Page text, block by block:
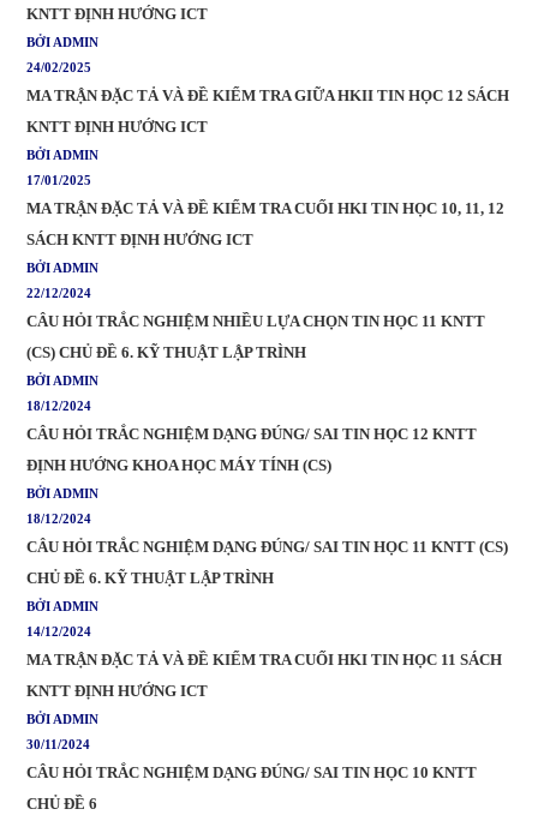
KNTT ĐỊNH HƯỚNG ICT
BỞI ADMIN
24/02/2025
MA TRẬN ĐẶC TẢ VÀ ĐỀ KIỂM TRA GIỮA HKII TIN HỌC 12 SÁCH
KNTT ĐỊNH HƯỚNG ICT
BỞI ADMIN
17/01/2025
MA TRẬN ĐẶC TẢ VÀ ĐỀ KIỂM TRA CUỐI HKI TIN HỌC 10, 11, 12
SÁCH KNTT ĐỊNH HƯỚNG ICT
BỞI ADMIN
22/12/2024
CÂU HỎI TRẮC NGHIỆM NHIỀU LỰA CHỌN TIN HỌC 11 KNTT
(CS) CHỦ ĐỀ 6. KỸ THUẬT LẬP TRÌNH
BỞI ADMIN
18/12/2024
CÂU HỎI TRẮC NGHIỆM DẠNG ĐÚNG/ SAI TIN HỌC 12 KNTT
ĐỊNH HƯỚNG KHOA HỌC MÁY TÍNH (CS)
BỞI ADMIN
18/12/2024
CÂU HỎI TRẮC NGHIỆM DẠNG ĐÚNG/ SAI TIN HỌC 11 KNTT (CS)
CHỦ ĐỀ 6. KỸ THUẬT LẬP TRÌNH
BỞI ADMIN
14/12/2024
MA TRẬN ĐẶC TẢ VÀ ĐỀ KIỂM TRA CUỐI HKI TIN HỌC 11 SÁCH
KNTT ĐỊNH HƯỚNG ICT
BỞI ADMIN
30/11/2024
CÂU HỎI TRẮC NGHIỆM DẠNG ĐÚNG/ SAI TIN HỌC 10 KNTT
CHỦ ĐỀ 6